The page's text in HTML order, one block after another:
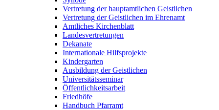
Vertretung der hauptamtlichen Geistlichen
Vertretung der Geistlichen im Ehrenamt
Amtliches Kirchenblatt
Landesvertretungen
Dekanate
Internationale Hilfsprojekte
Kindergarten
Ausbildung der Geistlichen
Universitätsseminar
Öffentlichkeitsarbeit
Friedhöfe
Handbuch Pfarramt